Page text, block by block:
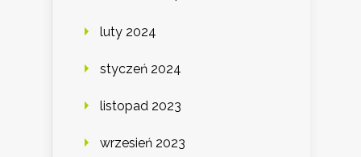
luty 2024
styczeń 2024
listopad 2023
wrzesień 2023